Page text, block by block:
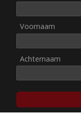
Voornaam
Achternaam